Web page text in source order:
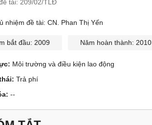
tài: 209/02/TLĐ
nhiệm đề tài: CN. Phan Thị Yến
bắt đầu: 2009 Năm hoàn thành: 2010
Môi trường và điều kiện lao động
Trả phí
--